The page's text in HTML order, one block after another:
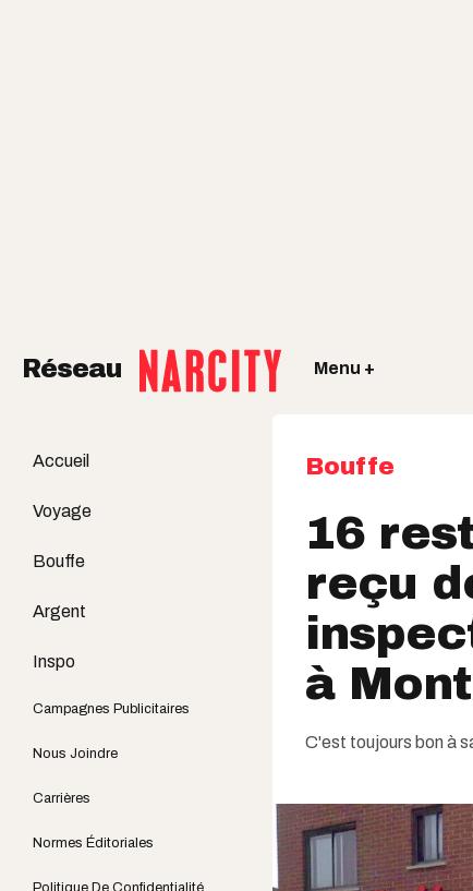
Réseau Menu +
Accueil
Voyage
Bouffe
Argent
Inspo
Campagnes Publicitaires
Nous Joindre
Carrières
Normes Éditoriales
Politique De Confidentialité
Bouffe
16
reçu
à
C'est toujours bon à